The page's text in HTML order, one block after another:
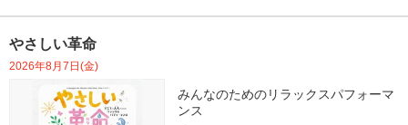
やさしい革命
2026年8月7日(金)
みんなのためのリラックスパフォーマ
ンス